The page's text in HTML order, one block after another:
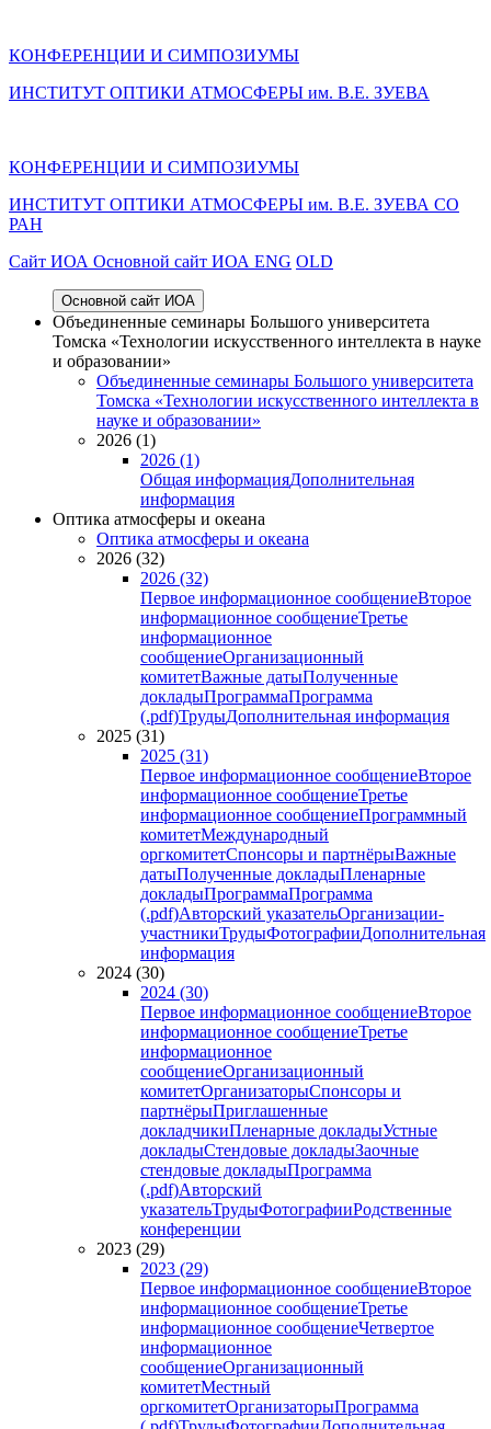
КОНФЕРЕНЦИИ И СИМПОЗИУМЫ
ИНСТИТУТ ОПТИКИ АТМОСФЕРЫ им. В.Е. ЗУЕВА
КОНФЕРЕНЦИИ И СИМПОЗИУМЫ
ИНСТИТУТ ОПТИКИ АТМОСФЕРЫ им. В.Е. ЗУЕВА СО
РАН
Cайт ИОА Основной сайт ИОА ENG OLD
Основной сайт ИОА
Объединенные семинары Большого университета
Томска «Технологии искусственного интеллекта в науке
и образовании»
Объединенные семинары Большого университета
Томска «Технологии искусственного интеллекта в
науке и образовании»
2026 (1)
2026 (1)
Общая информацияДополнительная
информация
Оптика атмосферы и океана
Оптика атмосферы и океана
2026 (32)
2026 (32)
Первое информационное сообщениеВторое
информационное сообщениеТретье
информационное
сообщениеОрганизационный
комитетВажные датыПолученные
докладыПрограммаПрограмма
(.pdf)ТрудыДополнительная информация
2025 (31)
2025 (31)
Первое информационное сообщениеВторое
информационное сообщениеТретье
информационное сообщениеПрограммный
комитетМеждународный
оргкомитетСпонсоры и партнёрыВажные
датыПолученные докладыПленарные
докладыПрограммаПрограмма
(.pdf)Авторский указательОрганизации-
участникиТрудыФотографииДополнительная
информация
2024 (30)
2024 (30)
Первое информационное сообщениеВторое
информационное сообщениеТретье
информационное
сообщениеОрганизационный
комитетОрганизаторыСпонсоры и
партнёрыПриглашенные
докладчикиПленарные докладыУстные
докладыСтендовые докладыЗаочные
стендовые докладыПрограмма
(.pdf)Авторский
указательТрудыФотографииРодственные
конференции
2023 (29)
2023 (29)
Первое информационное сообщениеВторое
информационное сообщениеТретье
информационное сообщениеЧетвертое
информационное
сообщениеОрганизационный
комитетМестный
оргкомитетОрганизаторыПрограмма